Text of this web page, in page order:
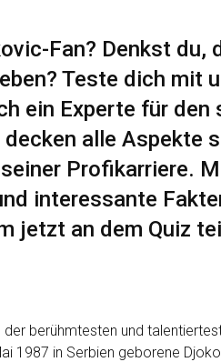
Fan? Denkst du,
Teste dich mit
ein Experte für den
alle Aspekte
Profikarriere.
interessante
jetzt an dem Quiz
berühmtesten und
1987 in Serbien geborene